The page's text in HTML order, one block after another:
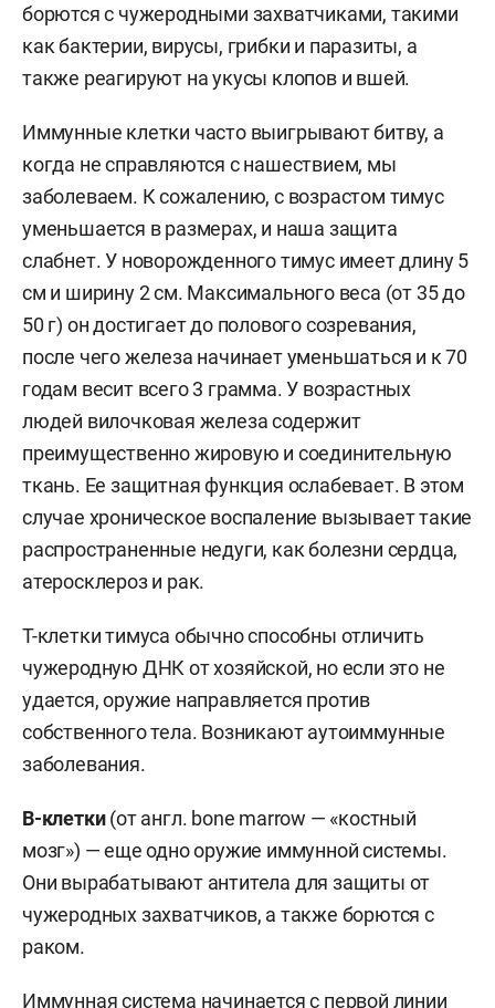
борются с чужеродными захватчиками, такими
как бактерии, вирусы, грибки и паразиты, а
также реагируют на укусы клопов и вшей.
Иммунные клетки часто выигрывают битву, а
когда не справляются с нашествием, мы
заболеваем. К сожалению, с возрастом тимус
уменьшается в размерах, и наша защита
слабнет. У новорожденного тимус имеет длину 5
см и ширину 2 см. Максимального веса (от 35 до
50 г) он достигает до полового созревания,
после чего железа начинает уменьшаться и к 70
годам весит всего 3 грамма. У возрастных
людей вилочковая железа содержит
преимущественно жировую и соединительную
ткань. Ее защитная функция ослабевает. В этом
случае хроническое воспаление вызывает такие
распространенные недуги, как болезни сердца,
атеросклероз и рак.
Т-клетки тимуса обычно способны отличить
чужеродную ДНК от хозяйской, но если это не
удается, оружие направляется против
собственного тела. Возникают аутоиммунные
заболевания.
В-клетки(от англ. bone marrow — «костный
мозг») — еще одно оружие иммунной системы.
Они вырабатывают антитела для защиты от
чужеродных захватчиков, а также борются с
раком.
Иммунная система начинается с первой линии